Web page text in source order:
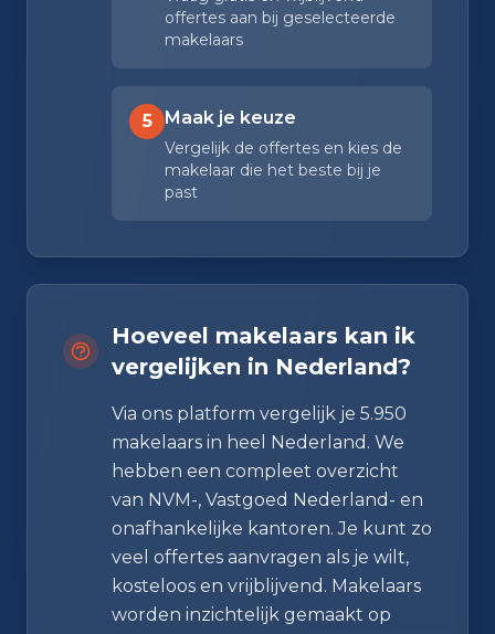
offertes aan bij geselecteerde
makelaars
5 Maak je keuze
Vergelijk de offertes en kies de
makelaar die het beste bij je
past
Hoeveel makelaars kan ik
vergelijken in Nederland?
Via ons platform vergelijk je 5.950
makelaars in heel Nederland. We
hebben een compleet overzicht
van NVM-, Vastgoed Nederland- en
onafhankelijke kantoren. Je kunt zo
veel offertes aanvragen als je wilt,
kosteloos en vrijblijvend. Makelaars
worden inzichtelijk gemaakt op